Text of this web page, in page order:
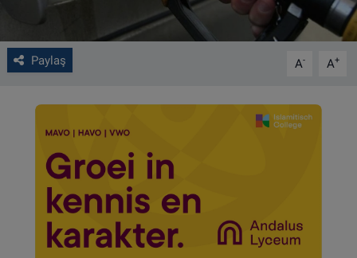
Paylaş A- A+
Çerez Politikası